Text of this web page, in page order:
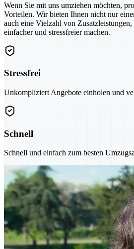
Wenn Sie mit uns umziehen möchten,
Vorteilen. Wir bieten Ihnen nicht nur
auch eine Vielzahl von
einfacher und stressfreier machen.
Stressfrei
Unkompliziert Angebote einholen und
Schnell
Schnell und einfach zum besten